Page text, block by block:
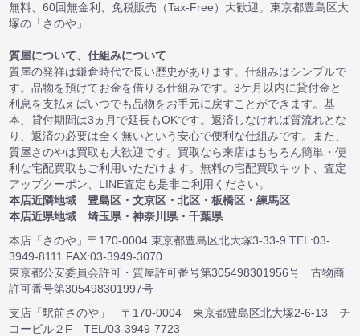
無料、60回無金利、免税販売（Tax-Free）大歓迎。東京都豊島区大
塚の「さのや」
質屋について、仕組みについて
質屋の発祥は鎌倉時代で長い歴史があります。仕組みはシンプルで
す。品物を預けてお金を借りる仕組みです。3ケ月以内に貸付金と
利息を支払えばいつでも品物をお手元に戻すことができます。基
本、貸付期間は3ヵ月で延長もOKです。返済しなければ質流れとな
り、返済の必要は全く無いという安心で便利な仕組みです。また、
質屋さのやは買取も大歓迎です。買取なら来店はもちろん簡単・便
利な宅配買取もご利用いただけます。無料の宅配買取キット、査定
アップクーポン、LINE査定も是非ご利用ください。
本店近隣地域 豊島区・文京区・北区・板橋区・練馬区
本店近県地域 埼玉県・神奈川県・千葉県
本店「さのや」〒170-0004 東京都豊島区北大塚3-33-9 TEL:03-
3949-8111 FAX:03-3949-3070
東京都公安委員会許可・質屋許可番号第305498301956号 古物商
許可番号第305498301997号
支店「駅前さのや」 〒170-0004 東京都豊島区北大塚2-6-13 チ
コービル２F TEL/03-3949-7723